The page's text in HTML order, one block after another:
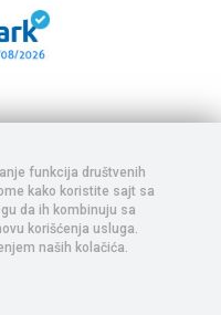
sadržaj
postoji bilo
funkcija društvenih
kako koristite sajt sa
da ih kombinuju sa
korišćenja usluga.
naših kolačića.